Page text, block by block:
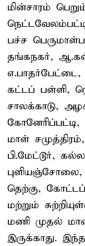
மின்சாரம்
பச்ச
தங்கநகர்,
எ.பாதர்பேட்டை,
கட்டப் பள்ளி,
சாலக்காடு,
மாள்
பி.மேட்டூர்,
புளியஞ்சோலை,
தெற்கு,
மற்றும்
மணி முதல்
இருக்காது.